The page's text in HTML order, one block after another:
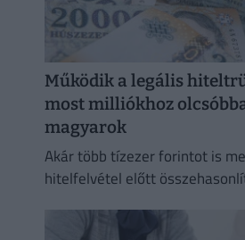
Működik a legális
most milliókhoz
magyarok
Akár több tízezer forintot is
hitelfelvétel előtt